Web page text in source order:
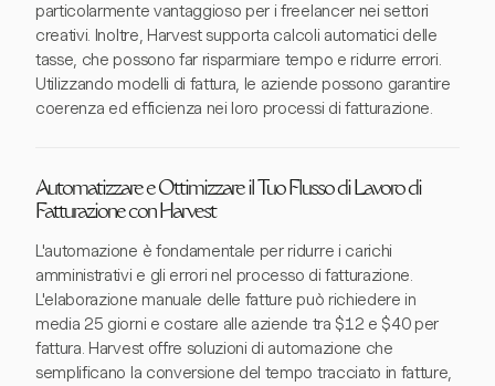
particolarmente vantaggioso per i freelancer nei settori
creativi. Inoltre, Harvest supporta calcoli automatici delle
tasse, che possono far risparmiare tempo e ridurre errori.
Utilizzando modelli di fattura, le aziende possono garantire
coerenza ed efficienza nei loro processi di fatturazione.
Automatizzare e Ottimizzare il Tuo Flusso di Lavoro di
Fatturazione con Harvest
L'automazione è fondamentale per ridurre i carichi
amministrativi e gli errori nel processo di fatturazione.
L'elaborazione manuale delle fatture può richiedere in
media 25 giorni e costare alle aziende tra $12 e $40 per
fattura. Harvest offre soluzioni di automazione che
semplificano la conversione del tempo tracciato in fatture,